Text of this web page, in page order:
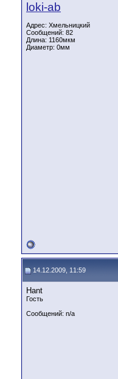
loki-ab
Адрес: Хмельницкий
Сообщений: 82
Длина: 1160мкм
Диаметр: 0мм
14.12.2009, 11:59
Hant
Гость
Сообщений: n/a